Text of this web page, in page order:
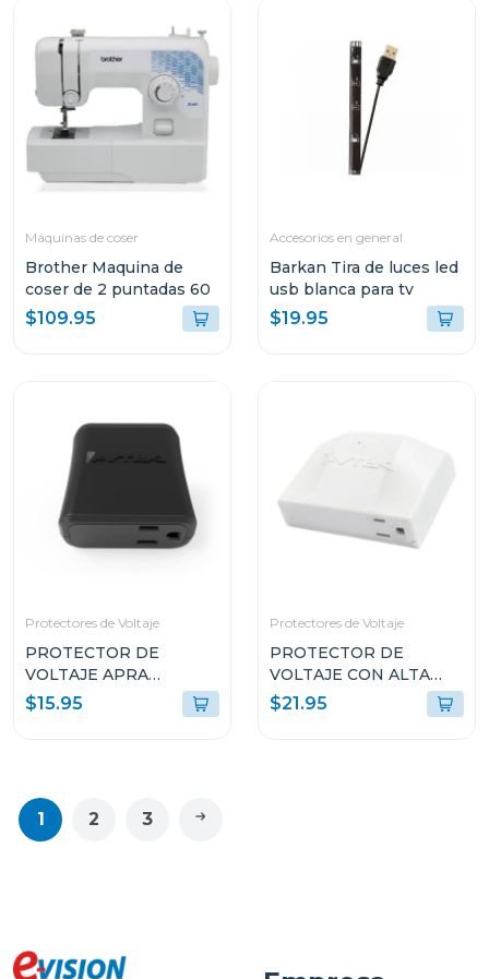
Máquinas de coser
Brother Maquina de
coser de 2 puntadas 60
$109.95
Accesorios en general
Barkan Tira de luces led
usb blanca para tv
$19.95
Protectores de Voltaje
PROTECTOR DE
VOLTAJE APRA
EQUIPOS ELECTRICOS
PTE1T51
$15.95
Protectores de Voltaje
PROTECTOR DE
VOLTAJE CON ALTA
CAPACIDAD DE
SUPRESIÓN PARA
$21.95
1 2 3